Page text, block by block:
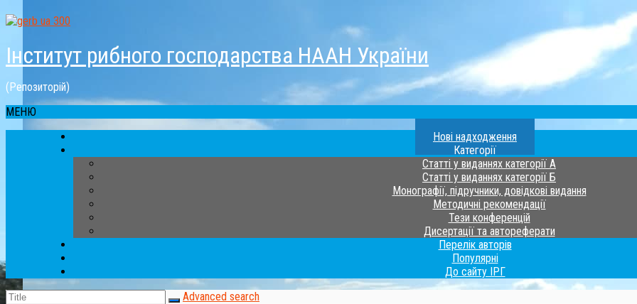
Інститут рибного господарства НААН України
(Репозиторій)
МЕНЮ
Нові надходження
Категорії
Статті у виданнях категорії А
Статті у виданнях категорії Б
Монографії, підручники, довідкові видання
Методичні рекомендації
Тези конференцій
Дисертації та автореферати
Перелік авторів
Популярні
До сайту ІРГ
Advanced search